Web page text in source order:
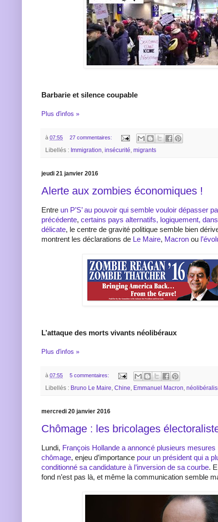
Barbarie et silence coupable
Plus d'infos »
à 07:55 27 commentaires:
Libellés : Immigration insécurité migrants
jeudi 21 janvier 2016
Alerte aux zombies économiques !
Entre un P’S’ au pouvoir qui semble vouloir dépasser
précédente, certains pays alternatifs, logiquement,
délicate, le centre de gravité politique semble bien
montrent les déclarations de Le Maire, Macron ou
L’attaque des morts vivants néolibéraux
Plus d'infos »
à 07:55 5 commentaires:
Libellés : Bruno Le Maire Chine Emmanuel Macron
mercredi 20 janvier 2016
Chômage : les bricolages
Lundi, François Hollande a annoncé plusieurs mesures
chômage, enjeu d’importance pour un président qui a
conditionné sa candidature à l’inversion de sa courbe.
fond n’est pas là, et même la communication semble